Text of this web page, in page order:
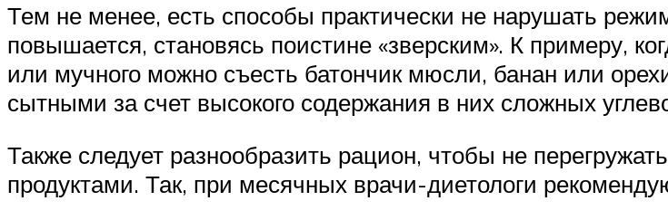
Тем не менее, есть способы практически не нарушать
повышается, становясь поистине «зверским». К примеру,
или мучного можно съесть батончик мюсли, банан или
сытными за счет высокого содержания в них сложных
Также следует разнообразить рацион, чтобы не
продуктами. Так, при месячных врачи-диетологи